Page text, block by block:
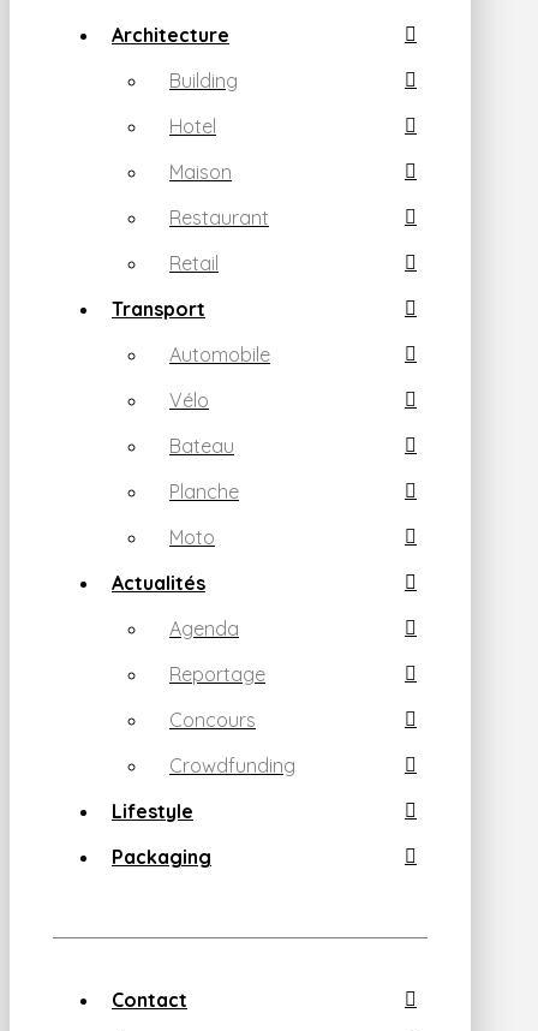
Architecture
Building
Hotel
Maison
Restaurant
Retail
Transport
Automobile
Vélo
Bateau
Planche
Moto
Actualités
Agenda
Reportage
Concours
Crowdfunding
Lifestyle
Packaging
Contact